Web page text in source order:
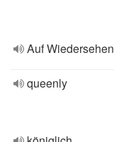
Auf Wiedersehen
queenly